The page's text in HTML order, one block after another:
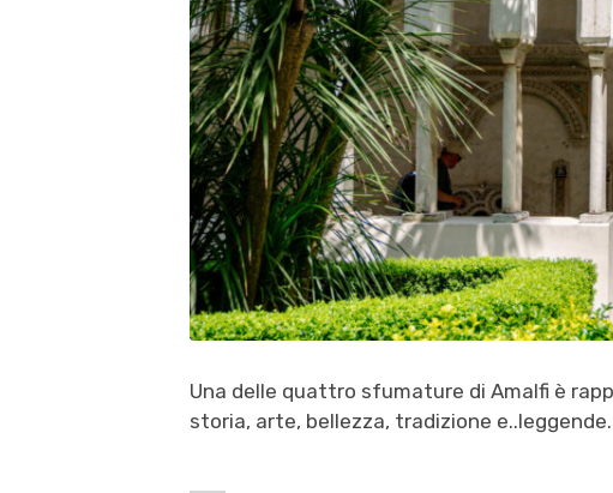
Una delle quattro sfumature di Amalfi è
storia, arte, bellezza, tradizione e..leggende.